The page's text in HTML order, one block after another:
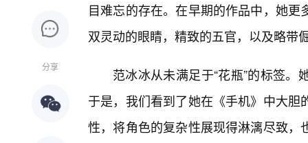
分享
目难忘的存在。在早期的作品中，她
双灵动的眼睛，精致的五官，以及略带
范冰冰从未满足于“花瓶”的标签
于是，我们看到了她在《手机》中大
性，将角色的复杂性展现得淋漓尽致